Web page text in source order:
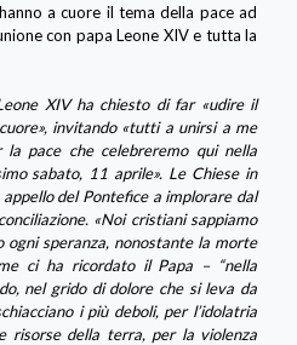
a cuore il tema della pace ad
con papa Leone XIV e tutta la
XIV ha chiesto di far «udire il
invitando «tutti a unirsi a me
pace che celebreremo qui nella
sabato, 11 aprile». Le Chiese in
del Pontefice a implorare dal
«Noi cristiani sappiamo
ogni speranza, nonostante la morte
ci ha ricordato il Papa – “nella
nel grido di dolore che si leva da
i più deboli, per l’idolatria
risorse della terra, per la violenza